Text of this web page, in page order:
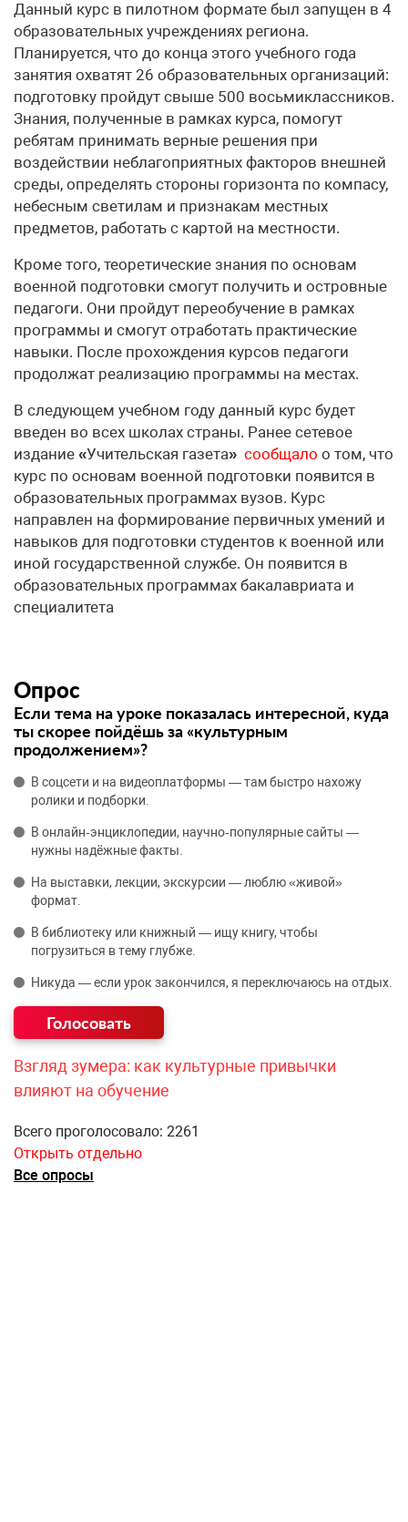
Данный курс в пилотном формате был запущен в 4
образовательных учреждениях региона.
Планируется, что до конца этого учебного года
занятия охватят 26 образовательных организаций:
подготовку пройдут свыше 500 восьмиклассников.
Знания, полученные в рамках курса, помогут
ребятам принимать верные решения при
воздействии неблагоприятных факторов внешней
среды, определять стороны горизонта по компасу,
небесным светилам и признакам местных
предметов, работать с картой на местности.
Кроме того, теоретические знания по основам
военной подготовки смогут получить и островные
педагоги. Они пройдут переобучение в рамках
программы и смогут отработать практические
навыки. После прохождения курсов педагоги
продолжат реализацию программы на местах.
В следующем учебном году данный курс будет
введен во всех школах страны. Ранее сетевое
издание «Учительская газета» сообщало о том, что
курс по основам военной подготовки появится в
образовательных программах вузов. Курс
направлен на формирование первичных умений и
навыков для подготовки студентов к военной или
иной государственной службе. Он появится в
образовательных программах бакалавриата и
специалитета
Опрос
Если тема на уроке показалась интересной, куда
ты скорее пойдёшь за «культурным
продолжением»?
В соцсети и на видеоплатформы — там быстро нахожу
ролики и подборки.
В онлайн‑энциклопедии, научно‑популярные сайты —
нужны надёжные факты.
На выставки, лекции, экскурсии — люблю «живой»
формат.
В библиотеку или книжный — ищу книгу, чтобы
погрузиться в тему глубже.
Никуда — если урок закончился, я переключаюсь на отдых.
Взгляд зумера: как культурные привычки
влияют на обучение
Всего проголосовало: 2261
Открыть отдельно
Все опросы